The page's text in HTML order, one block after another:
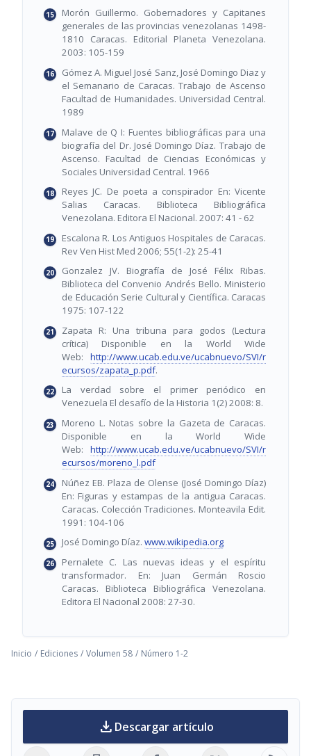
Morón Guillermo. Gobernadores y Capitanes
generales de las provincias venezolanas 1498-
1810 Caracas. Editorial Planeta Venezolana.
2003: 105-159
Gómez A. Miguel José Sanz, José Domingo Diaz y
el Semanario de Caracas. Trabajo de Ascenso
Facultad de Humanidades. Universidad Central.
1989
Malave de Q I: Fuentes bibliográficas para una
biografía del Dr. José Domingo Díaz. Trabajo de
Ascenso. Facultad de Ciencias Económicas y
Sociales Universidad Central. 1966
Reyes JC. De poeta a conspirador En: Vicente
Salias Caracas. Biblioteca Bibliográfica
Venezolana. Editora El Nacional. 2007: 41 - 62
Escalona R. Los Antiguos Hospitales de Caracas.
Rev Ven Hist Med 2006; 55(1-2): 25-41
Gonzalez JV. Biografía de José Félix Ribas.
Biblioteca del Convenio Andrés Bello. Ministerio
de Educación Serie Cultural y Científica. Caracas
1975: 107-122
Zapata R: Una tribuna para godos (Lectura
crítica) Disponible en la World Wide
Web:
http://www.ucab.edu.ve/ucabnuevo/SVI/r
ecursos/zapata_p.pdf.
La verdad sobre el primer periódico en
Venezuela El desafío de la Historia 1(2) 2008: 8.
Moreno L. Notas sobre la Gazeta de Caracas.
Disponible en la World Wide
Web:
http://www.ucab.edu.ve/ucabnuevo/SVI/r
ecursos/moreno_l.pdf
Núñez EB. Plaza de Olense (José Domingo Díaz)
En: Figuras y estampas de la antigua Caracas.
Caracas. Colección Tradiciones. Monteavila Edit.
1991: 104-106
José Domingo Díaz. www.wikipedia.org
Pernalete C. Las nuevas ideas y el espíritu
transformador. En: Juan Germán Roscio
Caracas. Biblioteca Bibliográfica Venezolana.
Editora El Nacional 2008: 27-30.
Inicio / Ediciones / Volumen 58 / Número 1-2
download Descargar artículo